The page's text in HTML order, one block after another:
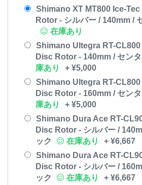
Shimano XT MT800 Ice-
Rotor - シルバー / 140mm /
在庫あり
Shimano Ultegra RT-
Disc Rotor - 140mm / セン
庫あり
+ ¥5,000
Shimano Ultegra RT-
Disc Rotor - 160mm / セン
庫あり
+ ¥5,000
Shimano Dura Ace RT-
Disc Rotor - シルバー /
ック
在庫あり + ¥6,667
Shimano Dura Ace RT-
Disc Rotor - シルバー /
ック
在庫あり + ¥6,667